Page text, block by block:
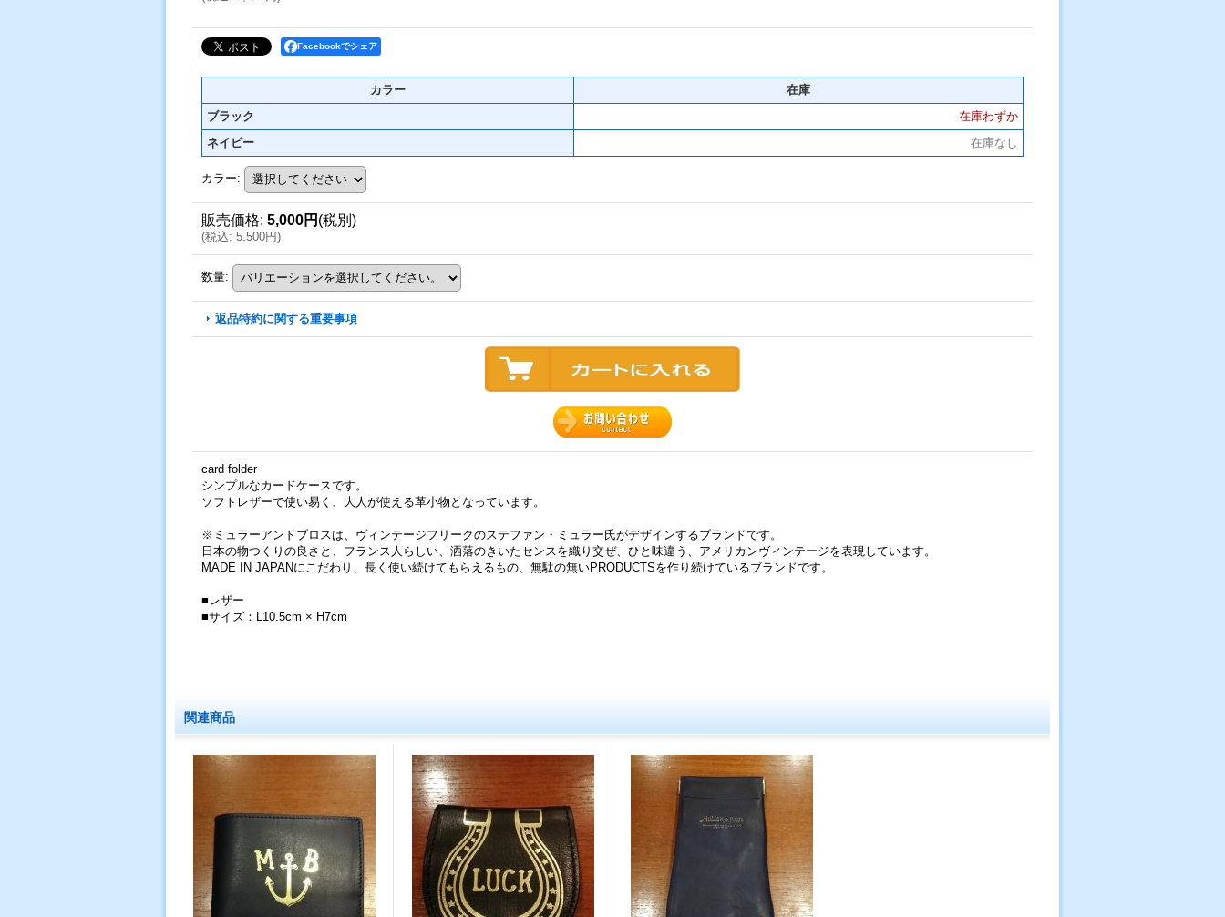
Facebookでシェア
カラー
在庫
ブラック
在庫わずか
ネイビー
在庫なし
カラー:
販売価格: 5,000円 (税別)
(税込: 5,500円)
数量:
返品特約に関する重要事項
card folder
シンプルなカードケースです。
ソフトレザーで使い易く、大人が使える革小物となっています。
※ミュラーアンドブロスは、ヴィンテージフリークのステファン・ミュラー氏がデザインするブランドです。
日本の物つくりの良さと、フランス人らしい、洒落のきいたセンスを織り交ぜ、ひと味違う、アメリカンヴィンテージを表現しています。
MADE IN JAPANにこだわり、長く使い続けてもらえるもの、無駄の無いPRODUCTSを作り続けているブランドです。
■レザー
■サイズ：L10.5cm × H7cm
関連商品